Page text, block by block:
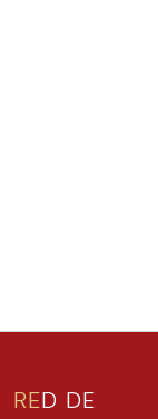
RED DE